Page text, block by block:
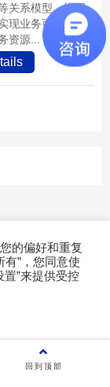
关系模型，协同
现业务可视化；
资源...
所有 |粤ICP备
回到顶部
的偏好和重复
”，您同意使
置”来提供受控